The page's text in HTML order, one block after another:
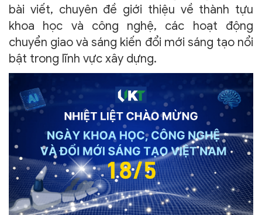
bài viết, chuyên đề giới thiệu về thành tựu
khoa học và công nghệ, các hoạt động
chuyển giao và sáng kiến đổi mới sáng tạo nổi
bật trong lĩnh vực xây dựng.